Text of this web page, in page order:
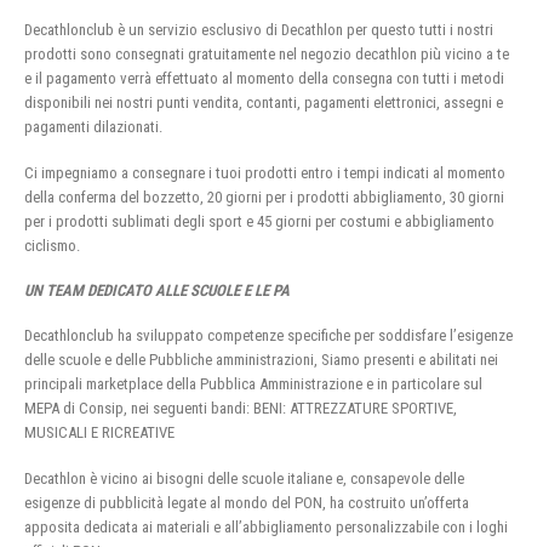
Decathlonclub è un servizio esclusivo di Decathlon per questo tutti i nostri
prodotti sono consegnati gratuitamente nel negozio decathlon più vicino a te
e il pagamento verrà effettuato al momento della consegna con tutti i metodi
disponibili nei nostri punti vendita, contanti, pagamenti elettronici, assegni e
pagamenti dilazionati.
Ci impegniamo a consegnare i tuoi prodotti entro i tempi indicati al momento
della conferma del bozzetto, 20 giorni per i prodotti abbigliamento, 30 giorni
per i prodotti sublimati degli sport e 45 giorni per costumi e abbigliamento
ciclismo.
UN TEAM DEDICATO ALLE SCUOLE E LE PA
Decathlonclub ha sviluppato competenze specifiche per soddisfare l’esigenze
delle scuole e delle Pubbliche amministrazioni, Siamo presenti e abilitati nei
principali marketplace della Pubblica Amministrazione e in particolare sul
MEPA di Consip, nei seguenti bandi: BENI: ATTREZZATURE SPORTIVE,
MUSICALI E RICREATIVE
Decathlon è vicino ai bisogni delle scuole italiane e, consapevole delle
esigenze di pubblicità legate al mondo del PON, ha costruito un’offerta
apposita dedicata ai materiali e all’abbigliamento personalizzabile con i loghi